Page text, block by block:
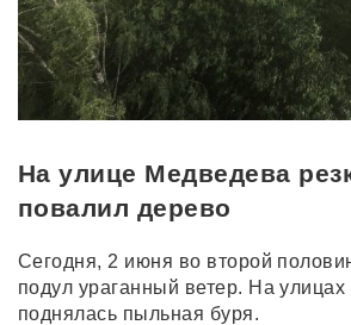
На улице Медведева
повалил дерево
Сегодня, 2 июня во второй
подул ураганный ветер. На улицах
поднялась пыльная буря.